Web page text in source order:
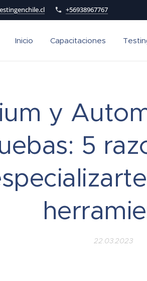
+56938967767
Inicio Capacitaciones
y
5
22.03.2023